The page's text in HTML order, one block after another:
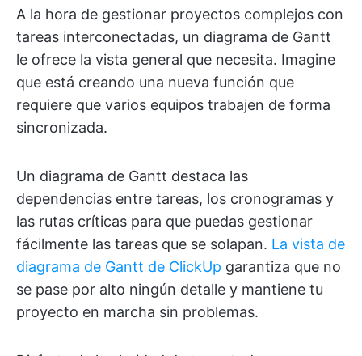
A la hora de gestionar proyectos complejos con
tareas interconectadas, un diagrama de Gantt
le ofrece la vista general que necesita. Imagine
que está creando una nueva función que
requiere que varios equipos trabajen de forma
sincronizada.
Un diagrama de Gantt destaca las
dependencias entre tareas, los cronogramas y
las rutas críticas para que puedas gestionar
fácilmente las tareas que se solapan. La vista de
diagrama de Gantt de ClickUp garantiza que no
se pase por alto ningún detalle y mantiene tu
proyecto en marcha sin problemas.